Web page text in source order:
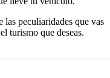
las peculiaridades que vas
turismo que deseas.